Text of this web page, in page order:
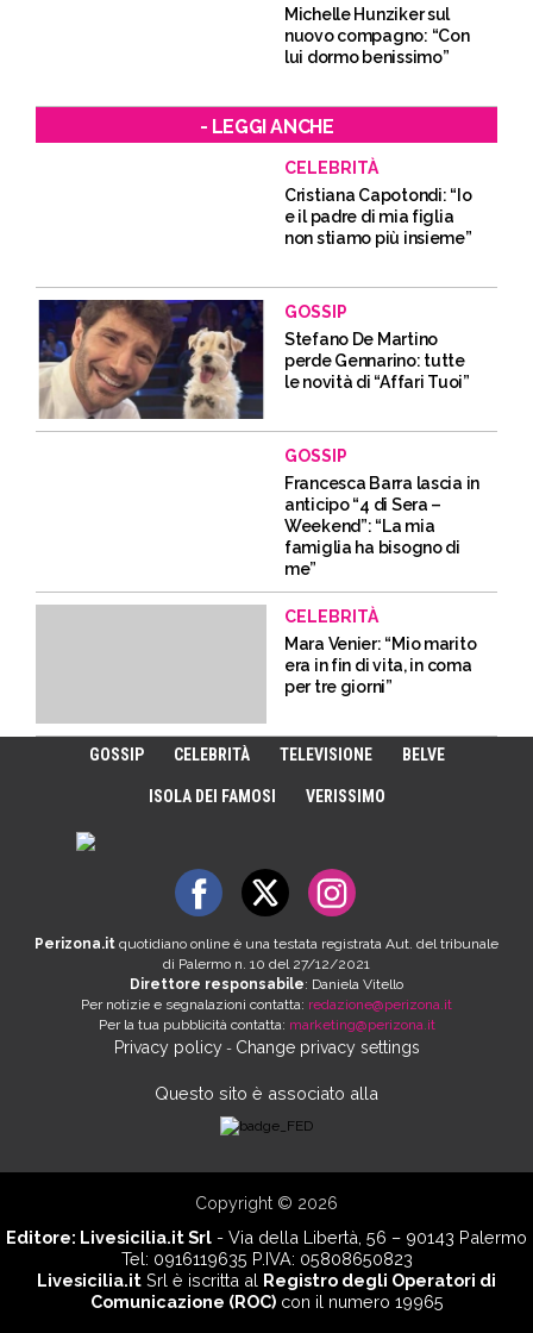
Michelle Hunziker sul
nuovo compagno: “Con
lui dormo benissimo”
- LEGGI ANCHE
CELEBRITÀ
Cristiana Capotondi: “Io
e il padre di mia figlia
non stiamo più insieme”
GOSSIP
Stefano De Martino
perde Gennarino: tutte
le novità di “Affari Tuoi”
GOSSIP
Francesca Barra lascia in
anticipo “4 di Sera –
Weekend”: “La mia
famiglia ha bisogno di
me”
CELEBRITÀ
Mara Venier: “Mio marito
era in fin di vita, in coma
per tre giorni”
GOSSIP CELEBRITÀ TELEVISIONE BELVE
ISOLA DEI FAMOSI VERISSIMO
Perizona.it quotidiano online è una testata registrata Aut. del tribunale
di Palermo n. 10 del 27/12/2021
Direttore responsabile: Daniela Vitello
Per notizie e segnalazioni contatta: redazione@perizona.it
Per la tua pubblicità contatta: marketing@perizona.it
Privacy policy- Change privacy settings
Questo sito è associato alla
Copyright © 2026
Editore: Livesicilia.it Srl - Via della Libertà, 56 – 90143 Palermo
Tel: 0916119635 P.IVA: 05808650823
Livesicilia.it Srl è iscritta al Registro degli Operatori di
Comunicazione (ROC)con il numero 19965